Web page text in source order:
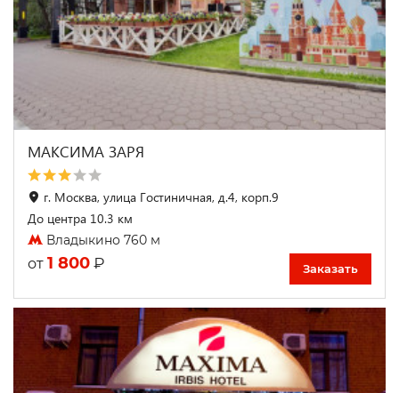
МАКСИМА ЗАРЯ
г. Москва, улица Гостиничная, д.4, корп.9
До центра 10.3 км
Владыкино 760 м
от 1 800 ₽ Заказать